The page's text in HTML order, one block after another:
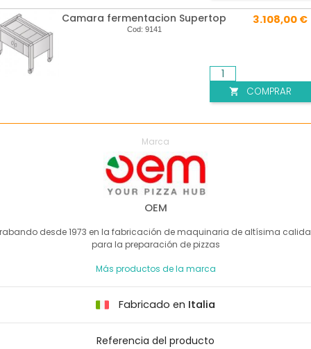
Marca
OEM
desde 1973 en la fabricación de maquinaria de altísima
para la preparación de pizzas
Más productos de la marca
Fabricado en Italia
Referencia del producto
Camara fermentacion Supertop
Cod: 9141
3.108,00 €
 COMPRAR